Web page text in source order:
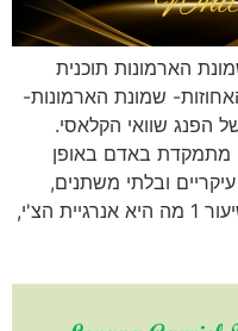
הארמונות תוכנית
שמונת הארמונות-
הפנג שוואי הקלאסי.
מתמקדת באדם באופן
ובלתי משתנים,
תאריך הלידה והמגדר של האדם. שיעור 1 מה היא אנרגיית הצ'י,